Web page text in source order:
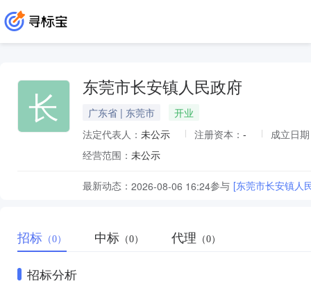
长 东莞市长安镇人民政府
广东省 | 东莞市
开业
法定代表人： 未公示 注册资本： -
成立日
经营范围： 未公示
最新动态： 2026-08-06 16:24参与 [东莞市长安镇人
招标 （0） 中标 （0） 代理 （0）
招标分析